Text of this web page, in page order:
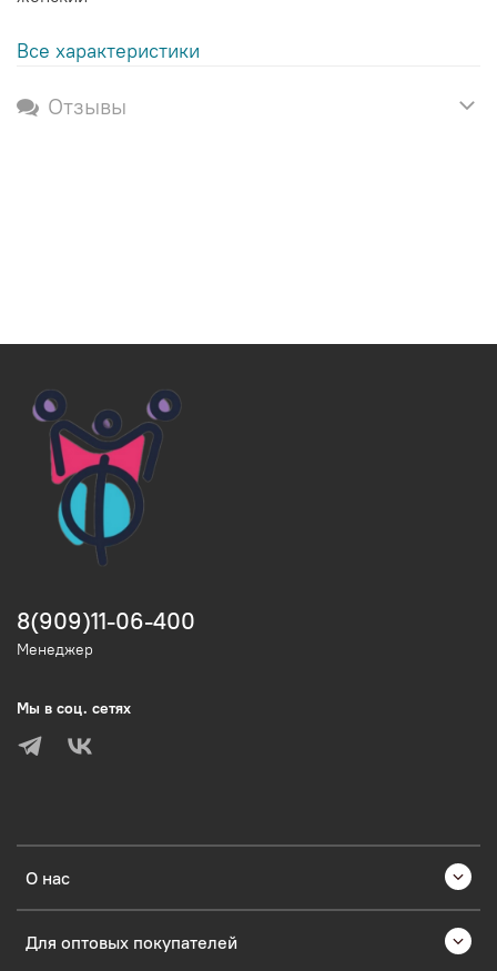
Все характеристики
Отзывы
О нас
Для оптовых покупателей
8(909)11-06-400
Менеджер
Мы в соц. сетях